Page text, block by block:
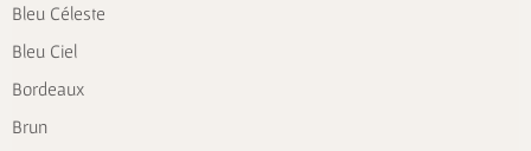
Bleu Céleste
Bleu Ciel
Bordeaux
Brun